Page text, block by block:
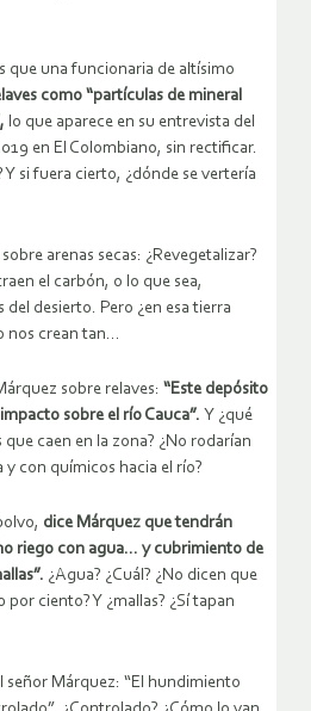
que una funcionaria de altísimo
como “partículas de mineral
lo que aparece en su entrevista del
en El Colombiano, sin rectificar.
Y si fuera cierto, ¿dónde se vertería
arenas secas: ¿Revegetalizar?
el carbón, o lo que sea,
desierto. Pero ¿en esa tierra
nos crean tan…
sobre relaves: “Este depósito
sobre el río Cauca”. Y ¿qué
caen en la zona? ¿No rodarían
y con químicos hacia el río?
dice Márquez que tendrán
riego con agua… y cubrimiento de
¿Agua? ¿Cuál? ¿No dicen que
ciento? Y ¿mallas? ¿Sí tapan
señor Márquez: “El hundimiento